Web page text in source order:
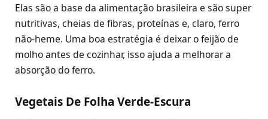
Elas são a base da alimentação brasileira e são super
nutritivas, cheias de fibras, proteínas e, claro, ferro
não-heme. Uma boa estratégia é deixar o feijão de
molho antes de cozinhar, isso ajuda a melhorar a
absorção do ferro.
Vegetais De Folha Verde-Escura